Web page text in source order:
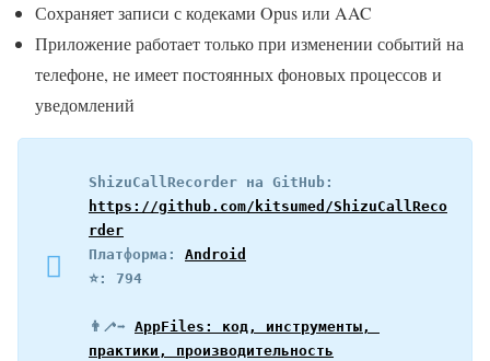
Сохраняет записи с кодеками Opus или AAC
Приложение работает только при изменении событий на
телефоне, не имеет постоянных фоновых процессов и
уведомлений
https://github.com/kitsumed/ShizuCallReco
rder
Платформа: Android
⭐️: 794
👨‍🦯‍➡️ AppFiles: код, инструменты,
практики, производительность